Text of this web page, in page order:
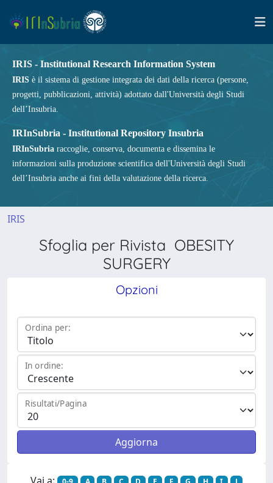
IRIS - Institutional Research Information System
IRIS è il sistema di gestione integrata dei dati della ricerca (persone,
progetti, pubblicazioni, attività) adottato dall'Università degli Studi
dell’Insubria.
IRInSubria - Institutional Repository Insubria
IRInSubria raccoglie, conserva, documenta e dissemina le
informazioni sulla produzione scientifica dell'Università degli Studi
dell’Insubria anche ai fini della valutazione della ricerca.
IRIS
Sfoglia per Rivista OBESITY
SURGERY
Opzioni
Ordina per:
In ordine:
Risultati/Pagina